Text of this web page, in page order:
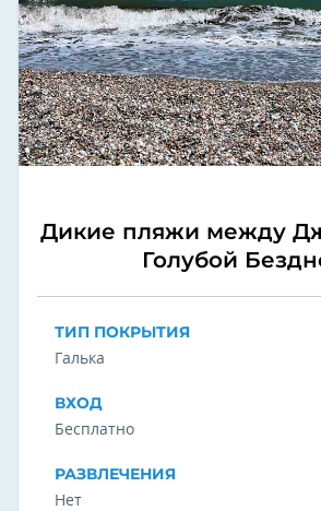
Дикие пляжи между
Голубой
ТИП ПОКРЫТИЯ
Галька
ВХОД
Бесплатно
РАЗВЛЕЧЕНИЯ
Нет